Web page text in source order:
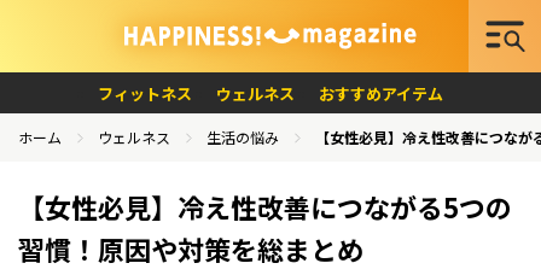
フィットネス ウェルネス おすすめアイテム
ホーム ウェルネス 生活の悩み 【女性必見】冷え性改善につな
【女性必見】冷え性改善につながる5つの
習慣！原因や対策を総まとめ